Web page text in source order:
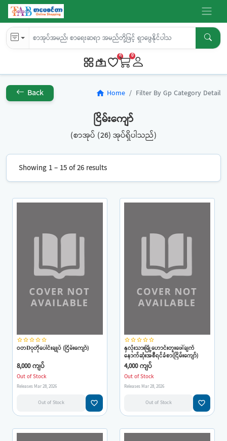
0 0
Back home Home Filter By Gp Category Detail
ငြိမ်းကျော်
(စာအုပ် (26) အုပ်ရှိပါသည်)
Showing 1 – 15 of 26 results
star_borderstar_borderstar_borderstar_borderstar_border
ဝတÐုတိုပေါင်းချုပ် (ငြိမ်းကျော်)
8,000 ကျပ်
Out of Stock
Releases Mar 28, 2026
Out of Stock favorite_border
star_borderstar_borderstar_borderstar_borderstar_border
နှလုံးသားမြို့ဟောင်းတူးဖေါ်ချက်
နောက်ဆုံးအစီရင်ခံစာ(ငြိမ်းကျော်)
4,000 ကျပ်
Out of Stock
Releases Mar 28, 2026
Out of Stock favorite_border